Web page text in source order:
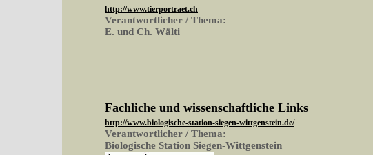
http://www.tierportraet.ch
Verantwortlicher / Thema:
E. und Ch. Wälti
Fachliche und wissenschaftliche Links
http://www.biologische-station-siegen-wittgenstein.de/
Verantwortlicher / Thema:
Biologische Station Siegen-Wittgenstein